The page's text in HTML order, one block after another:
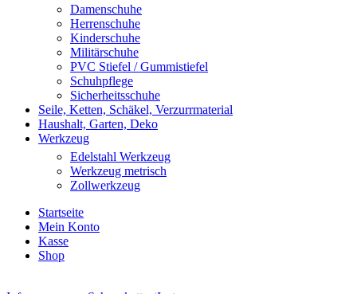
Damenschuhe
Herrenschuhe
Kinderschuhe
Militärschuhe
PVC Stiefel / Gummistiefel
Schuhpflege
Sicherheitsschuhe
Seile, Ketten, Schäkel, Verzurrmaterial
Haushalt, Garten, Deko
Werkzeug
Edelstahl Werkzeug
Werkzeug metrisch
Zollwerkzeug
Startseite
Mein Konto
Kasse
Shop